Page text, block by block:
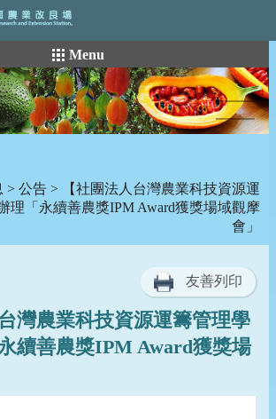
Menu
> 公告 > 【社團法人台灣農業科技資源運
理「永續善農獎IPM Award獲獎場域觀摩
會」
友善列印
灣農業科技資源運籌管理學
續善農獎IPM Award獲獎場